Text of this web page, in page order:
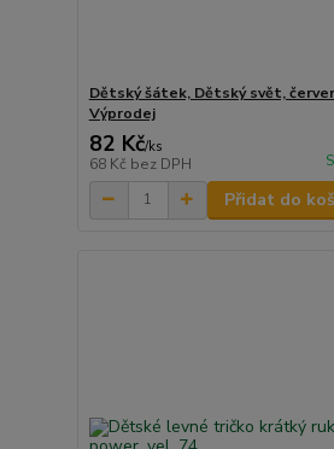
Dětský šátek, Dětský svět,
Výprodej
82 Kč/ks
68 Kč bez DPH
Přidat do